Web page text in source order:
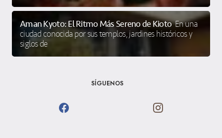
Aman Kyoto: El Ritmo Más Sereno de Kioto En una
ciudad conocida por sus templos, jardines históricos y
siglos de
SÍGUENOS